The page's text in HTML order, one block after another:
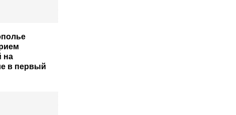
на
в первый